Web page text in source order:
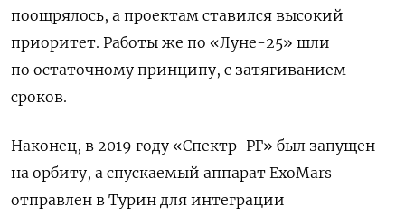
поощрялось, а проектам ставился высокий
приоритет. Работы же по «Луне-25» шли
по остаточному принципу, с затягиванием
сроков.
Наконец, в 2019 году «Спектр-РГ» был запущен
на орбиту, а спускаемый аппарат ExoMars
отправлен в Турин для интеграции